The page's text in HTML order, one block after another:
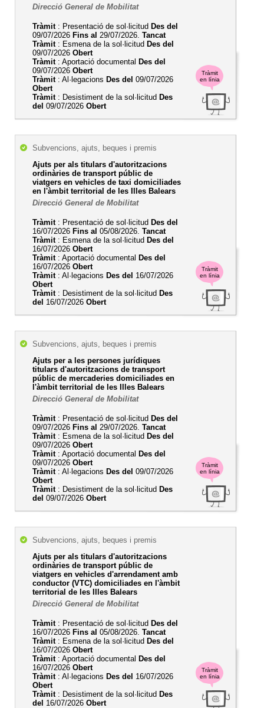
Tràmit
en línia
Direcció General de Mobilitat
Tràmit: Presentació de sol·licitud Des del
09/07/2026 Fins al 29/07/2026. Tancat
Tràmit: Esmena de la sol·licitud Des del
09/07/2026 Obert
Tràmit: Aportació documental Des del
09/07/2026 Obert
Tràmit: Al·legacions Des del 09/07/2026
Obert
Tràmit: Desistiment de la sol·licitud Des
del 09/07/2026 Obert
Tràmit
en línia
Subvencions, ajuts, beques i premis
Ajuts per als titulars d'autoritzacions
ordinàries de transport públic de
viatgers en vehicles de taxi domiciliades
en l'àmbit territorial de les Illes Balears
Direcció General de Mobilitat
Tràmit: Presentació de sol·licitud Des del
16/07/2026 Fins al 05/08/2026. Tancat
Tràmit: Esmena de la sol·licitud Des del
16/07/2026 Obert
Tràmit: Aportació documental Des del
16/07/2026 Obert
Tràmit: Al·legacions Des del 16/07/2026
Obert
Tràmit: Desistiment de la sol·licitud Des
del 16/07/2026 Obert
Tràmit
en línia
Subvencions, ajuts, beques i premis
Ajuts per a les persones jurídiques
titulars d'autoritzacions de transport
públic de mercaderies domiciliades en
l'àmbit territorial de les Illes Balears
Direcció General de Mobilitat
Tràmit: Presentació de sol·licitud Des del
09/07/2026 Fins al 29/07/2026. Tancat
Tràmit: Esmena de la sol·licitud Des del
09/07/2026 Obert
Tràmit: Aportació documental Des del
09/07/2026 Obert
Tràmit: Al·legacions Des del 09/07/2026
Obert
Tràmit: Desistiment de la sol·licitud Des
del 09/07/2026 Obert
Tràmit
en línia
Subvencions, ajuts, beques i premis
Ajuts per als titulars d'autoritzacions
ordinàries de transport públic de
viatgers en vehicles d'arrendament amb
conductor (VTC) domiciliades en l'àmbit
territorial de les Illes Balears
Direcció General de Mobilitat
Tràmit: Presentació de sol·licitud Des del
16/07/2026 Fins al 05/08/2026. Tancat
Tràmit: Esmena de la sol·licitud Des del
16/07/2026 Obert
Tràmit: Aportació documental Des del
16/07/2026 Obert
Tràmit: Al·legacions Des del 16/07/2026
Obert
Tràmit: Desistiment de la sol·licitud Des
del 16/07/2026 Obert